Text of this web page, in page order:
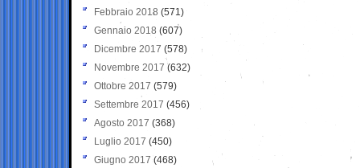
Febbraio 2018 (571)
Gennaio 2018 (607)
Dicembre 2017 (578)
Novembre 2017 (632)
Ottobre 2017 (579)
Settembre 2017 (456)
Agosto 2017 (368)
Luglio 2017 (450)
Giugno 2017 (468)